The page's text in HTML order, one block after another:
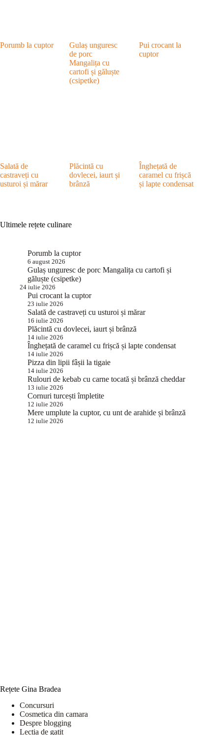
Porumb la cuptor
Gulaș unguresc
de porc
Mangalița cu
cartofi și găluște
(csipetke)
Pui crocant la
cuptor
Salată de
castraveți cu
usturoi și mărar
Plăcintă cu
dovlecei, iaurt și
brânză
Înghețată de
caramel cu frișcă
și lapte condensat
Ultimele rețete culinare
Porumb la cuptor
6 august 2026
Gulaș unguresc de porc Mangalița cu cartofi și
găluște (csipetke)
24 iulie 2026
Pui crocant la cuptor
23 iulie 2026
Salată de castraveți cu usturoi și mărar
16 iulie 2026
Plăcintă cu dovlecei, iaurt și brânză
14 iulie 2026
Înghețată de caramel cu frișcă și lapte condensat
14 iulie 2026
Pizza din lipii fâșii la tigaie
14 iulie 2026
Rulouri de kebab cu carne tocată și brânză cheddar
13 iulie 2026
Cornuri turcești împletite
12 iulie 2026
Mere umplute la cuptor, cu unt de arahide și brânză
12 iulie 2026
Rețete Gina Bradea
Concursuri
Cosmetica din camara
Despre blogging
Lectia de gatit